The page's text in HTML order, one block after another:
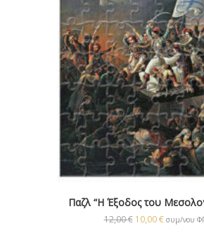
Παζλ “Η Έξοδος του
12,00€ 10,00€ συμ/νου